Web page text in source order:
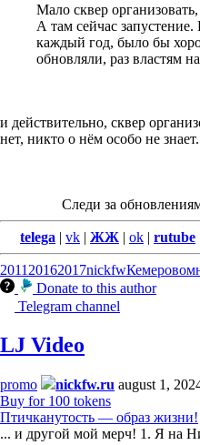
Мало сквер
А там сейчас
каждый год, было бы
обновляли, раз властям
и действительно, сквер
нет, никто о нём особо не
Следи за
telega | vk | ЖЖ | ok | rutube
2011 20162017nickfwКемерово
Donate to this author
Telegram channel
LJ Video
promo nickfw.ru august 1,
Buy for 100 tokens
Птичканутость — образ жизни!
... и другой мой мерч! 1. Я на